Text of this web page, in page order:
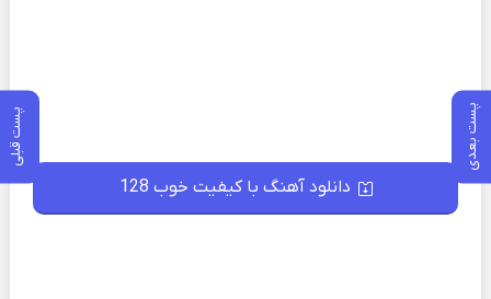
پست بعدی پست قبلی
دانلود آهنگ با کیفیت خوب 128